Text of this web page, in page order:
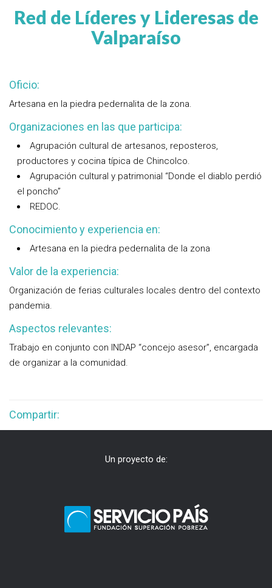
Red de Líderes y Lideresas de
Valparaíso
Oficio:
Artesana en la piedra pedernalita de la zona.
Organizaciones en las que participa:
Agrupación cultural de artesanos, reposteros,
productores y cocina típica de Chincolco.
Agrupación cultural y patrimonial “Donde el diablo perdió
el poncho”
REDOC.
Conocimiento y experiencia en:
Artesana en la piedra pedernalita de la zona
Valor de la experiencia:
Organización de ferias culturales locales dentro del contexto
pandemia.
Aspectos relevantes:
Trabajo en conjunto con INDAP “concejo asesor”, encargada
de organizar a la comunidad.
Compartir:
Un proyecto de: